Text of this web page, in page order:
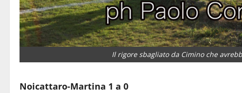
Il rigore sbagliato da Cimino che
Noicattaro-Martina 1 a 0